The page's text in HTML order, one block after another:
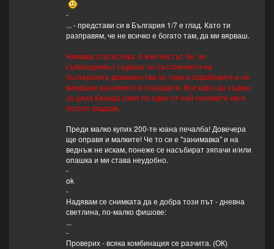
-
... - представи си в България 1/7 е глад. Като ти
разправям, че не всичко е богато там, да ми вярваш.
Някаква статистика. А контекстът бе, че
събеседникът съдеше за състоянието на
българските домакинства по това в софийските и не
виждаше разликите в стандарта. Все едно да съдиш
за цяла Канада само по един от най-големите им и
богати градове.
Преди малко купих 200-те юана печалба! Довечера
ще оправя и малките! Че то си е "занимавка" и на
веднъж не искам, понеже се насъбират зяпачи и/или
опашка и ми става неудобно.
-
ok
-
Надявам се снимката да е добра този път - дневна
светлина, по-малко фишове:
...
-
Проверих - всяка комбинация се разчита. (ОК)